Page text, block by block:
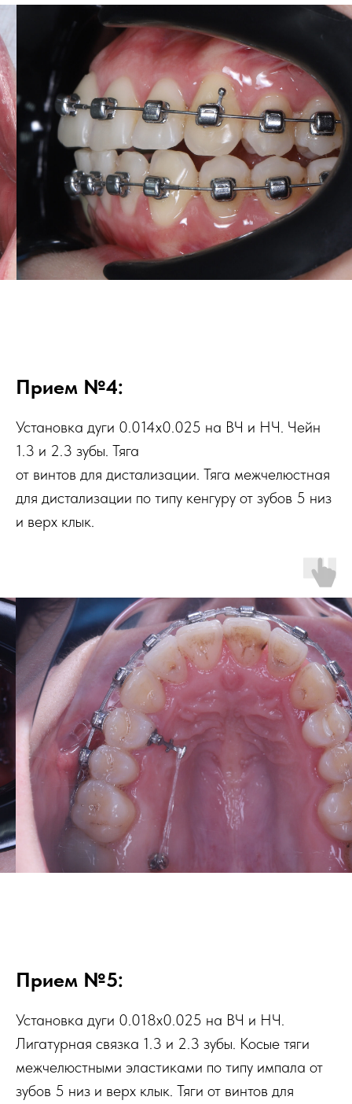
Прием №4:
Установка дуги 0.014х0.025 на ВЧ и НЧ. Чейн
1.3 и 2.3 зубы. Тяга
от винтов для дистализации. Тяга межчелюстная
для дистализации по типу кенгуру от зубов 5 низ
и верх клык.
Прием №5:
Установка дуги 0.018х0.025 на ВЧ и НЧ.
Лигатурная связка 1.3 и 2.3 зубы. Косые тяги
межчелюстными эластиками по типу импала от
зубов 5 низ и верх клык. Тяги от винтов для